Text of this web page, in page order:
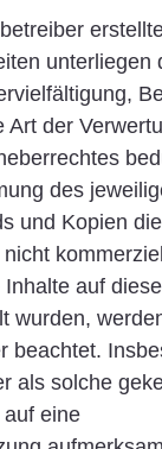
unterliegen
Art der
des
und Kopien
auf
wurden,
beachtet.
als solche
eine